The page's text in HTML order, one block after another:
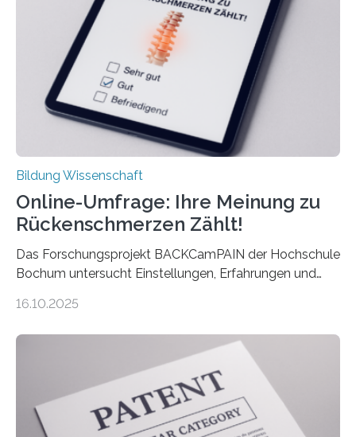
Ergebnis kommt eine neue Studie des ZEW Mannheim
mit der Universität Tilburg. „Werden Frauen unter 30
Jahren erstmals…
Bildung Wissenschaft
Online-Umfrage: Ihre Meinung zu
Rückenschmerzen Zählt!
Das Forschungsprojekt BACKCamPAIN der Hochschule
Bochum untersucht Einstellungen, Erfahrungen und
gehören zu den häufigsten gesundheitlichen
Rückenschmerzen denken und welche Erfahrungen sie
damit gemacht haben, kann entscheidend
beeinflussen, wie Schmerzen verlaufen und welche
Therapien wirken. Diese individuellen Überzeugungen
stehen im Mittelpunkt einer aktuellen Studie der
16.10.2025